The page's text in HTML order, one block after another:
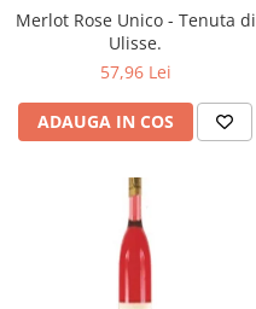
Merlot Rose Unico - Tenuta di
Ulisse.
57,96 Lei
ADAUGA IN COS